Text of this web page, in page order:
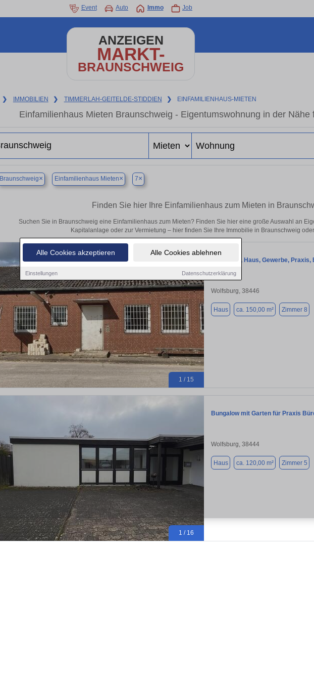
Alle Cookies akzeptieren Alle Cookies ablehnen
Einstellungen Datenschutzerklärung
Event Auto Immo Job
ANZEIGEN
MARKT-
BRAUNSCHWEIG
❯ IMMOBILIEN ❯ TIMMERLAH-GEITELDE-STIDDIEN ❯ EINFAMILIENHAUS-MIETEN
Einfamilienhaus Mieten Braunschweig - Eigentumswohnung in der Nähe
Braunschweig× Einfamilienhaus Mieten× 7×
Finden Sie hier Ihre Einfamilienhaus zum Mieten in
Suchen Sie in Braunschweig eine Einfamilienhaus zum Mieten? Finden Sie hier eine große Auswahl an
Kapitalanlage oder zur Vermietung – hier finden Sie Ihre Immobilie in Braunschweig
1 / 15
Bungalow , Haus, Gewerbe,
Wolfsburg, 38446
Haus ca. 150,00 m² Zimmer 8
1 / 16
Bungalow mit Garten für Praxis
Wolfsburg, 38444
Haus ca. 120,00 m² Zimmer 5